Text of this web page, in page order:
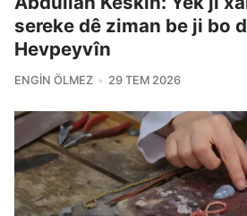
sereke dê ziman be ji bo
Hevpeyvîn
ENGIN ÖLMEZ 29 TEM 2026